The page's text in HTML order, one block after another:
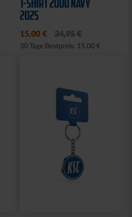
T-SHIRT 2000 NAVY
2025
15,00 € 34,95 €
30 Tage Bestpreis: 15,00 €